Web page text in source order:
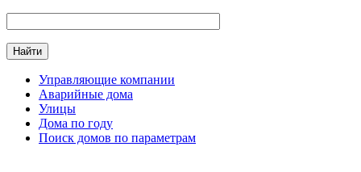
Главное меню
Управляющие компании
Аварийные дома
Улицы
Дома по году
Поиск домов по параметрам